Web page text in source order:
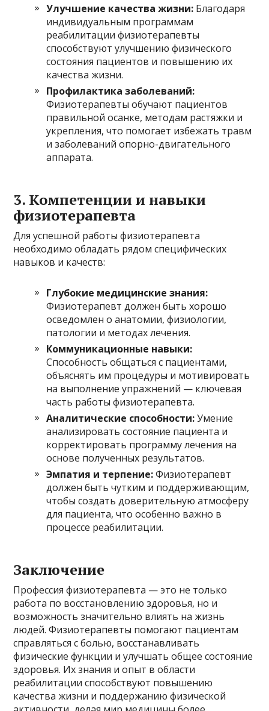
Улучшение качества жизни: Благодаря
индивидуальным программам
реабилитации физиотерапевты
способствуют улучшению физического
состояния пациентов и повышению их
качества жизни.
Профилактика заболеваний:
Физиотерапевты обучают пациентов
правильной осанке, методам растяжки и
укрепления, что помогает избежать травм
и заболеваний опорно-двигательного
аппарата.
3. Компетенции и навыки
физиотерапевта
Для успешной работы физиотерапевта
необходимо обладать рядом специфических
навыков и качеств:
Глубокие медицинские знания:
Физиотерапевт должен быть хорошо
осведомлен о анатомии, физиологии,
патологии и методах лечения.
Коммуникационные навыки:
Способность общаться с пациентами,
объяснять им процедуры и мотивировать
на выполнение упражнений — ключевая
часть работы физиотерапевта.
Аналитические способности:Умение
анализировать состояние пациента и
корректировать программу лечения на
основе полученных результатов.
Эмпатия и терпение:Физиотерапевт
должен быть чутким и поддерживающим,
чтобы создать доверительную атмосферу
для пациента, что особенно важно в
процессе реабилитации.
Заключение
Профессия физиотерапевта — это не только
работа по восстановлению здоровья, но и
возможность значительно влиять на жизнь
людей. Физиотерапевты помогают пациентам
справляться с болью, восстанавливать
физические функции и улучшать общее состояние
здоровья. Их знания и опыт в области
реабилитации способствуют повышению
качества жизни и поддержанию физической